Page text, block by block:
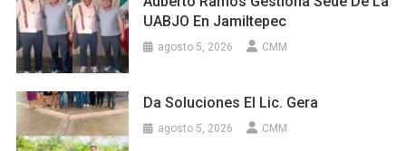
UABJO En Jamiltepec
agosto 5, 2026 CMM
Da Soluciones El Lic. Gera
agosto 5, 2026 CMM